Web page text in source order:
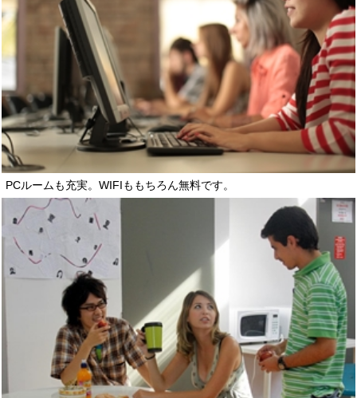
PCルームも充実。WIFIももちろん無料です。